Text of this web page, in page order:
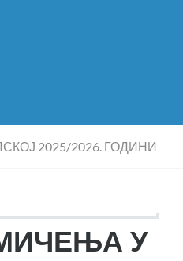
2025/2026. ГОДИНИ
У